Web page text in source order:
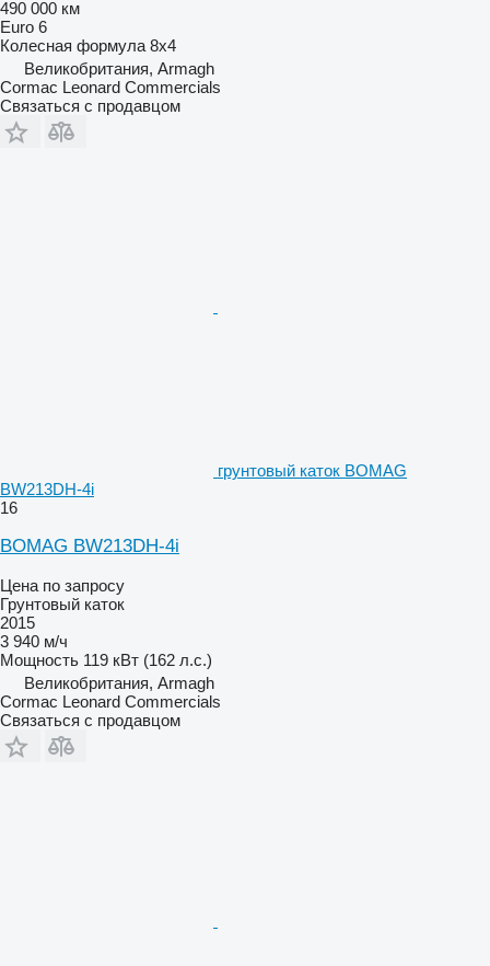
490 000 км
Euro 6
Колесная формула 8x4
Великобритания, Armagh
Cormac Leonard Commercials
Связаться с продавцом
грунтовый каток BOMAG
BW213DH-4i
16
BOMAG BW213DH-4i
Цена по запросу
Грунтовый каток
2015
3 940 м/ч
Мощность 119 кВт (162 л.с.)
Великобритания, Armagh
Cormac Leonard Commercials
Связаться с продавцом